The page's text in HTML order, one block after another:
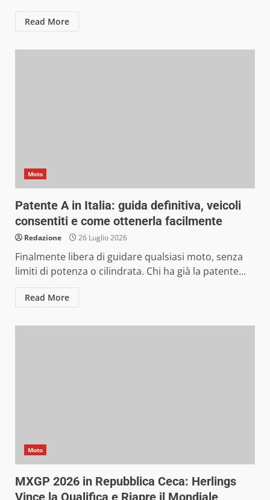
Read More
Moto
Patente A in Italia: guida definitiva, veicoli
consentiti e come ottenerla facilmente
Redazione 26 Luglio 2026
Finalmente libera di guidare qualsiasi moto, senza
limiti di potenza o cilindrata. Chi ha già la patente...
Read More
Moto
MXGP 2026 in Repubblica Ceca: Herlings
Vince la Qualifica e Riapre il Mondiale